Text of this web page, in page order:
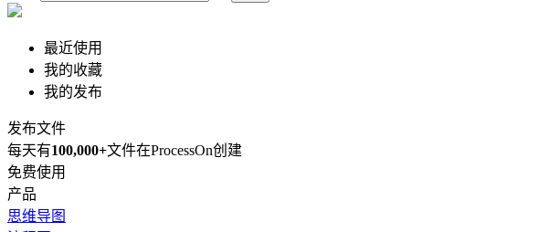
最近使用
我的收藏
我的发布
发布文件
每天有100,000+文件在ProcessOn创建
免费使用
产品
思维导图